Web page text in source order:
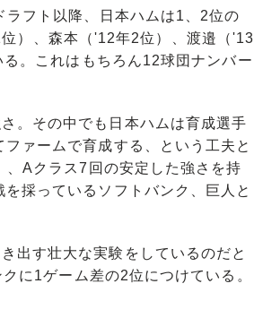
フト以降、日本ハムは1、2位の
）、森本（'12年2位）、渡邉（'13
。これはもちろん12球団ナンバー
。その中でも日本ハムは育成選手
ァームで育成する、という工夫と
Aクラス7回の安定した強さを持
採っているソフトバンク、巨人と
出す壮大な実験をしているのだと
に1ゲーム差の2位につけている。